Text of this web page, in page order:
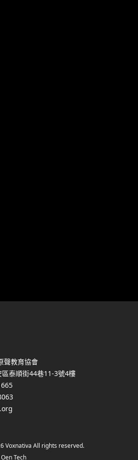
聲教育協會
泰順街44巷11-3號4樓
Voxnativa All rights reserved.
Tech